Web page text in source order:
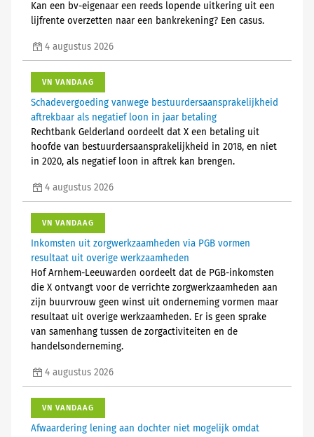
Kan een bv-eigenaar een reeds lopende uitkering uit een
lijfrente overzetten naar een bankrekening? Een casus.
4 augustus 2026
VN VANDAAG
Schadevergoeding vanwege bestuurdersaansprakelijkheid
aftrekbaar als negatief loon in jaar betaling
Rechtbank Gelderland oordeelt dat X een betaling uit
hoofde van bestuurdersaansprakelijkheid in 2018, en niet
in 2020, als negatief loon in aftrek kan brengen.
4 augustus 2026
VN VANDAAG
Inkomsten uit zorgwerkzaamheden via PGB vormen
resultaat uit overige werkzaamheden
Hof Arnhem-Leeuwarden oordeelt dat de PGB-inkomsten
die X ontvangt voor de verrichte zorgwerkzaamheden aan
zijn buurvrouw geen winst uit onderneming vormen maar
resultaat uit overige werkzaamheden. Er is geen sprake
van samenhang tussen de zorgactiviteiten en de
handelsonderneming.
4 augustus 2026
VN VANDAAG
Afwaardering lening aan dochter niet mogelijk omdat